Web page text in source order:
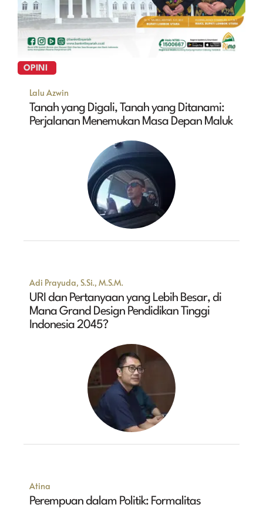
OPINI
Lalu Azwin
Tanah yang Digali, Tanah yang Ditanami:
Perjalanan Menemukan Masa Depan Maluk
Adi Prayuda, S.Si., M.S.M.
URI dan Pertanyaan yang Lebih Besar, di
Mana Grand Design Pendidikan Tinggi
Indonesia 2045?
Atina
Perempuan dalam Politik: Formalitas